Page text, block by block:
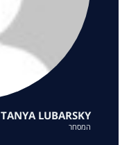
TANYA LUBARSKY
המסחר